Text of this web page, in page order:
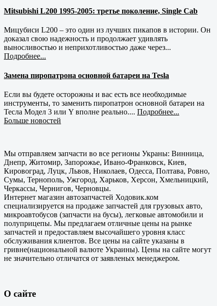
Mitsubishi L200 1995-2005: третье поколение, Single Cab
Мицубиси L200 – это один из лучших пикапов в истории. Он
доказал свою надежность и продолжает удивлять
выносливостью и неприхотливостью даже через...
Подробнее...
Замена пиропатрона основной батареи на Tesla
Если вы будете осторожны и вас есть все необходимые
инструменты, то заменить пиропатрон основной батареи на
Тесла Модел 3 или Y вполне реально.... Подробнее...
Больше новостей
Мы отправляем запчасти во все регионы Украны: Винница,
Днепр, Житомир, Запорожье, Ивано-Франковск, Киев,
Кировоград, Луцк, Львов, Николаев, Одесса, Полтава, Ровно,
Сумы, Тернополь, Ужгород, Харьков, Херсон, Хмельницкий,
Черкассы, Чернигов, Черновцы.
Интернет магазин автозапчастей Ходовик.ком
специализируется на продаже запчастей для грузовых авто,
микроавтобусов (запчасти на бусы), легковые автомобили и
полуприцепы. Мы предлагаем отличные цены на рынке
запчастей и предоставляем высочайшего уровня класс
обслуживания клиентов. Все цены на сайте указаны в
гривне(национальной валюте Украины). Цены на сайте могут
не значительно отличатся от заявленых менеджером.
О сайте